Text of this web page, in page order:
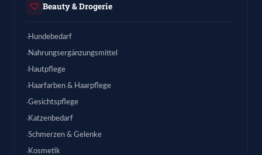
Beauty & Drogerie
Hundebedarf
Nahrungsergänzungsmittel
Hautpflege
Haarfarben & Haarpflege
Gesichtspflege
Katzenbedarf
Schmerzen & Gelenke
Kosmetik